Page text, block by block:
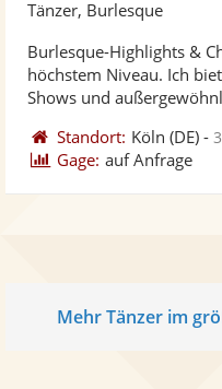
Tänzer, Burlesque
Burlesque-Highlights &
höchstem Niveau. Ich
Shows und
Standort: Köln (DE) -
Gage: auf Anfrage
Mehr Tänzer im